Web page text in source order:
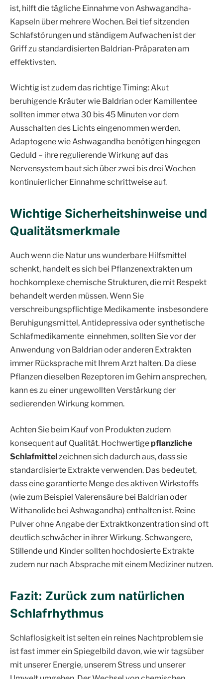
ist, hilft die tägliche Einnahme von Ashwagandha-
Kapseln über mehrere Wochen. Bei tief sitzenden
Schlafstörungen und ständigem Aufwachen ist der
Griff zu standardisierten Baldrian-Präparaten am
effektivsten.
Wichtig ist zudem das richtige Timing: Akut
beruhigende Kräuter wie Baldrian oder Kamillentee
sollten immer etwa 30 bis 45 Minuten vor dem
Ausschalten des Lichts eingenommen werden.
Adaptogene wie Ashwagandha benötigen hingegen
Geduld – ihre regulierende Wirkung auf das
Nervensystem baut sich über zwei bis drei Wochen
kontinuierlicher Einnahme schrittweise auf.
Wichtige Sicherheitshinweise und
Qualitätsmerkmale
Auch wenn die Natur uns wunderbare Hilfsmittel
schenkt, handelt es sich bei Pflanzenextrakten um
hochkomplexe chemische Strukturen, die mit Respekt
behandelt werden müssen. Wenn Sie
verschreibungspflichtige Medikamente insbesondere
Beruhigungsmittel, Antidepressiva oder synthetische
Schlafmedikamente einnehmen, sollten Sie vor der
Anwendung von Baldrian oder anderen Extrakten
immer Rücksprache mit Ihrem Arzt halten. Da diese
Pflanzen dieselben Rezeptoren im Gehirn ansprechen,
kann es zu einer ungewollten Verstärkung der
sedierenden Wirkung kommen.
Achten Sie beim Kauf von Produkten zudem
konsequent auf Qualität. Hochwertigepflanzliche
Schlafmittel zeichnen sich dadurch aus, dass sie
standardisierte Extrakte verwenden. Das bedeutet,
dass eine garantierte Menge des aktiven Wirkstoffs
(wie zum Beispiel Valerensäure bei Baldrian oder
Withanolide bei Ashwagandha) enthalten ist. Reine
Pulver ohne Angabe der Extraktkonzentration sind oft
deutlich schwächer in ihrer Wirkung. Schwangere,
Stillende und Kinder sollten hochdosierte Extrakte
zudem nur nach Absprache mit einem Mediziner nutzen.
Fazit: Zurück zum natürlichen
Schlafrhythmus
Schlaflosigkeit ist selten ein reines Nachtproblem sie
ist fast immer ein Spiegelbild davon, wie wir tagsüber
mit unserer Energie, unserem Stress und unserer